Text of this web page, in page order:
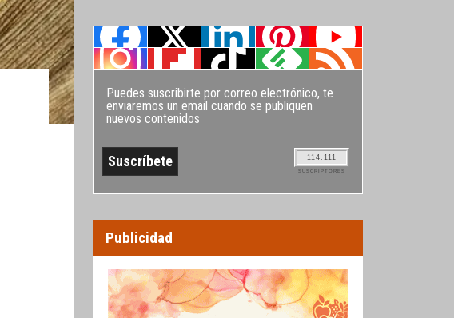
Puedes suscribirte por correo electrónico, te
enviaremos un email cuando se publiquen
nuevos contenidos
114.111
SUSCRIPTORES
Publicidad